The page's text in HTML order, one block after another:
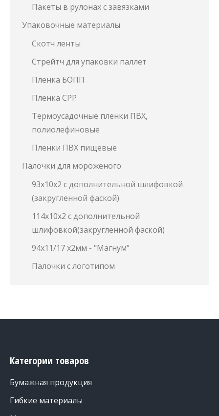
Пакеты в рулонах с завязками
Упаковочные материалы
Скотч ленты
Стрейтч для упаковки паллет
Пленка БОПП
Пленка СРР
Термоусадочные пленки ПВХ,
полиолефиновые
Пленки ПВХ пищевые
Палочки для мороженого
93х10х2 с дополнительной шлифовкой
(закругленной фаской)
114х10х2 с дополнительной
шлифовкой(закругленной фаской)
94х11/17 х2мм - "Магнум"
Палочки с логотипом
Категории товаров
Бумажная продукция
Гибкие материалы